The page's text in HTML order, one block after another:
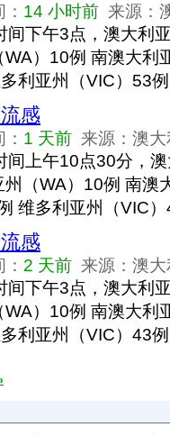
14 小时前 来源：
下午3点，澳大利
）10例 南澳大利
利亚州（VIC）53例
感
1 天前 来源：澳
上午10点30分，
（WA）10例 南澳
维多利亚州（VIC
感
2 天前 来源：澳
下午3点，澳大利
）10例 南澳大利
利亚州（VIC）43例